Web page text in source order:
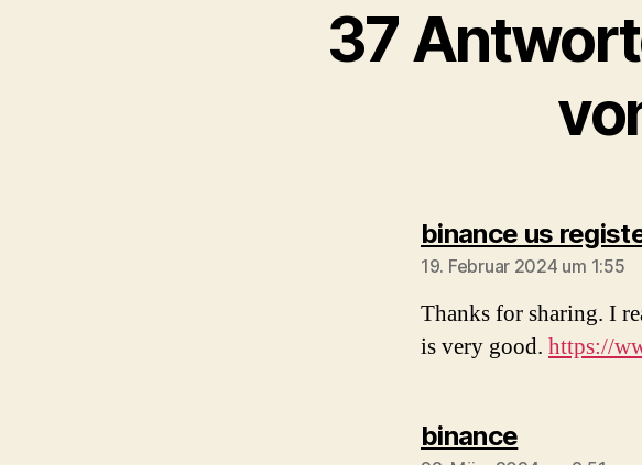
37
binance us
19. Februar 2024 um 1:55
Thanks for sharing. I
is very good. https://
binancesagt: